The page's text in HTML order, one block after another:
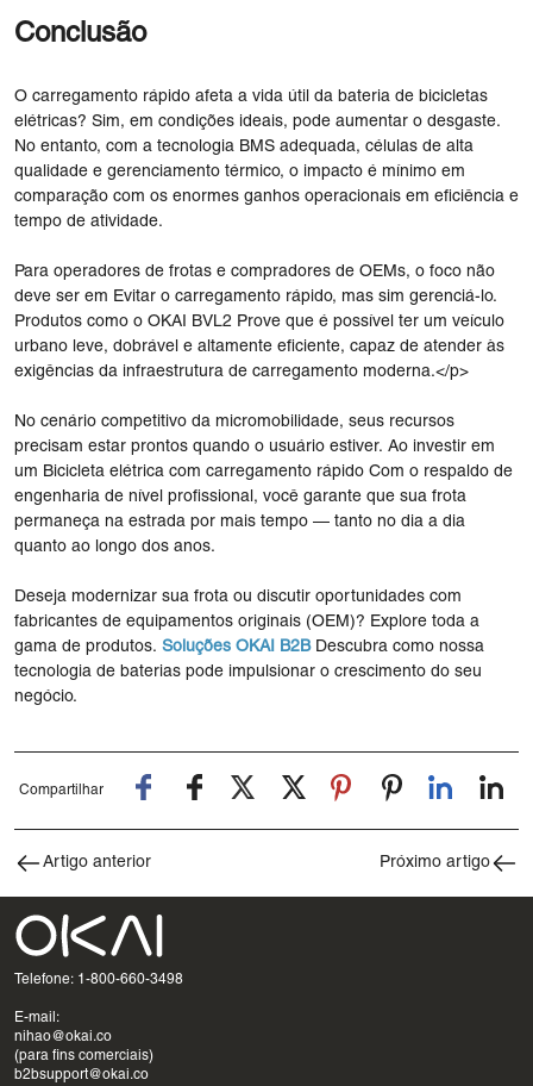
Conclusão
O carregamento rápido afeta a vida útil da bateria de bicicletas
elétricas? Sim, em condições ideais, pode aumentar o desgaste.
No entanto, com a tecnologia BMS adequada, células de alta
qualidade e gerenciamento térmico, o impacto é mínimo em
comparação com os enormes ganhos operacionais em eficiência e
tempo de atividade.
Para operadores de frotas e compradores de OEMs, o foco não
deve ser em Evitar o carregamento rápido, mas sim gerenciá-lo.
Produtos como o OKAI BVL2 Prove que é possível ter um veículo
urbano leve, dobrável e altamente eficiente, capaz de atender às
exigências da infraestrutura de carregamento moderna.</p>
No cenário competitivo da micromobilidade, seus recursos
precisam estar prontos quando o usuário estiver. Ao investir em
um Bicicleta elétrica com carregamento rápido Com o respaldo de
engenharia de nível profissional, você garante que sua frota
permaneça na estrada por mais tempo — tanto no dia a dia
quanto ao longo dos anos.
Deseja modernizar sua frota ou discutir oportunidades com
fabricantes de equipamentos originais (OEM)? Explore toda a
gama de produtos. Soluções OKAI B2BDescubra como nossa
tecnologia de baterias pode impulsionar o crescimento do seu
negócio.
Compartilhar
Artigo anterior Próximo artigo
Telefone: 1-800-660-3498
E-mail:
nihao@okai.co
(para fins comerciais)
b2bsupport@okai.co